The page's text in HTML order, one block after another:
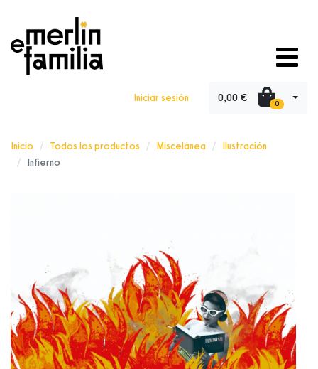
Iniciar sesión 0,00 € 0
Inicio Todos los productos Miscelánea
Ilustración
Infierno